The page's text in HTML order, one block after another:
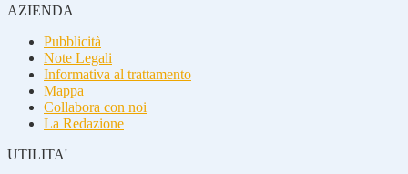
AZIENDA
Pubblicità
Note Legali
Informativa al trattamento
Mappa
Collabora con noi
La Redazione
UTILITA'